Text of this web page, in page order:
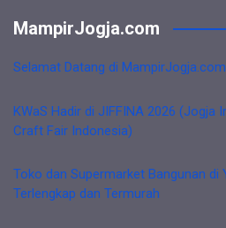
MampirJogja.com
Selamat Datang di
KWaS Hadir di JIFFINA 2026 (Jogja
Craft Fair Indonesia)
Toko dan Supermarket Bangunan di
Terlengkap dan Termurah